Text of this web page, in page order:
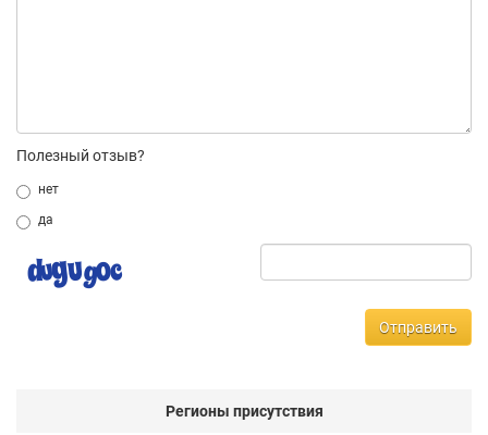
Полезный отзыв?
нет
да
Отправить
Регионы присутствия